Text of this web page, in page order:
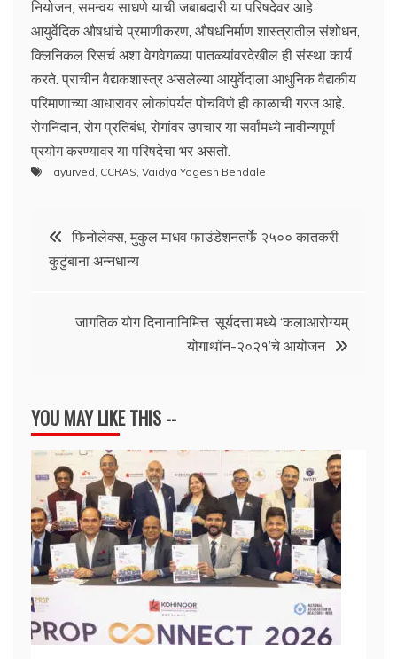
नियोजन, समन्वय साधणे याची जबाबदारी या परिषदेवर आहे.
आयुर्वेदिक औषधांचे प्रमाणीकरण, औषधनिर्माण शास्त्रातील संशोधन,
क्लिनिकल रिसर्च अशा वेगवेगळ्या पातळ्यांवरदेखील ही संस्था कार्य
करते. प्राचीन वैद्यकशास्त्र असलेल्या आयुर्वेदाला आधुनिक वैद्यकीय
परिमाणाच्या आधारावर लोकांपर्यंत पोचविणे ही काळाची गरज आहे.
रोगनिदान, रोग प्रतिबंध, रोगांवर उपचार या सर्वांमध्ये नावीन्यपूर्ण
प्रयोग करण्यावर या परिषदेचा भर असतो.
ayurved, CCRAS, Vaidya Yogesh Bendale
Post
navigation
फिनोलेक्स, मुकुल माधव फाउंडेशनतर्फे २५०० कातकरी
कुटुंबाना अन्नधान्य
जागतिक योग दिनानानिमित्त ‘सूर्यदत्ता’मध्ये ‘कलाआरोग्यम्
योगाथॉन-२०२१’चे आयोजन
YOU MAY LIKE THIS --